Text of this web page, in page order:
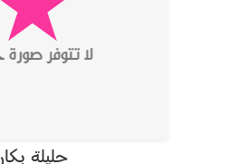
جليلة بكار